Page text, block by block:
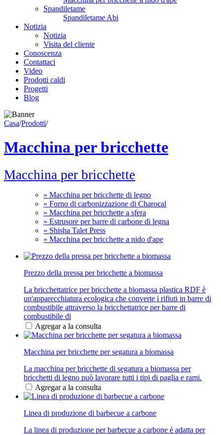
Spandiletame
Spandiletame Abi
Notizia
Notizia
Visita del cliente
Conoscenza
Contattaci
Video
Prodotti caldi
Progetti
Blog
Casa/Prodotti/
Macchina per bricchette
Macchina per bricchette
» Macchina per bricchette di legno
» Forno di carbonizzazione di Charocal
» Macchina per bricchette a sfera
» Estrusore per barre di carbone di legna
» Shisha Talet Press
» Macchina per bricchette a nido d'ape
Prezzo della pressa per bricchette a biomassa
La bricchettatrice per bricchette a biomassa plastica RDF è
un'apparecchiatura ecologica che converte i rifiuti in barre di
combustibile attraverso la bricchettatrice per barre di
combustibile di
Agregar a la consulta
Macchina per bricchette per segatura a biomassa
La macchina per bricchette di segatura a biomassa per
bricchetti di legno può lavorare tutti i tipi di paglia e rami.
Agregar a la consulta
Linea di produzione di barbecue a carbone
La linea di produzione per barbecue a carbone è adatta per